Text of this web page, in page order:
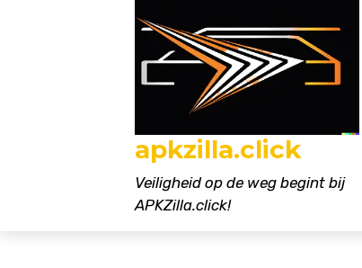
apkzilla.click
Veiligheid op de weg begint bij
APKZilla.click!